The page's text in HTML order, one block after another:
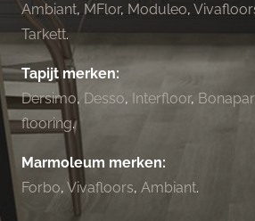
Ambiant, MFlor, Moduleo,
Tarkett.
Tapijt merken:
Dersimo, Desso, Interfloor,
flooring.
Marmoleum merken:
Forbo, Vivafloors, Ambiant.